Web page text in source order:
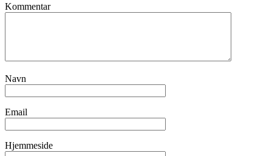
Kommentar
Navn
Email
Hjemmeside